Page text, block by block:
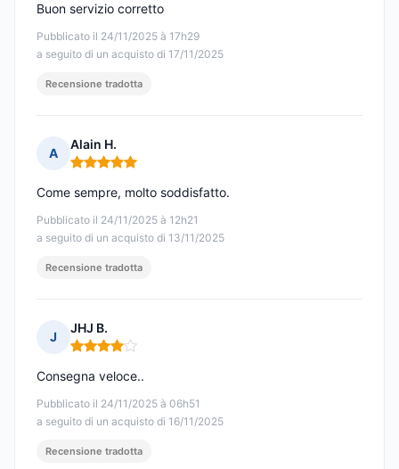
Pubblicato il 24/11/2025 à 17h29
a seguito di un acquisto di 17/11/2025
Buon servizio corretto
Recensione tradotta
A
Alain H.
Nota: 5 su 5
Pubblicato il 24/11/2025 à 12h21
a seguito di un acquisto di 13/11/2025
Come sempre, molto soddisfatto.
Recensione tradotta
J
JHJ B.
Nota: 4 su 5
Pubblicato il 24/11/2025 à 06h51
a seguito di un acquisto di 16/11/2025
Consegna veloce..
Recensione tradotta